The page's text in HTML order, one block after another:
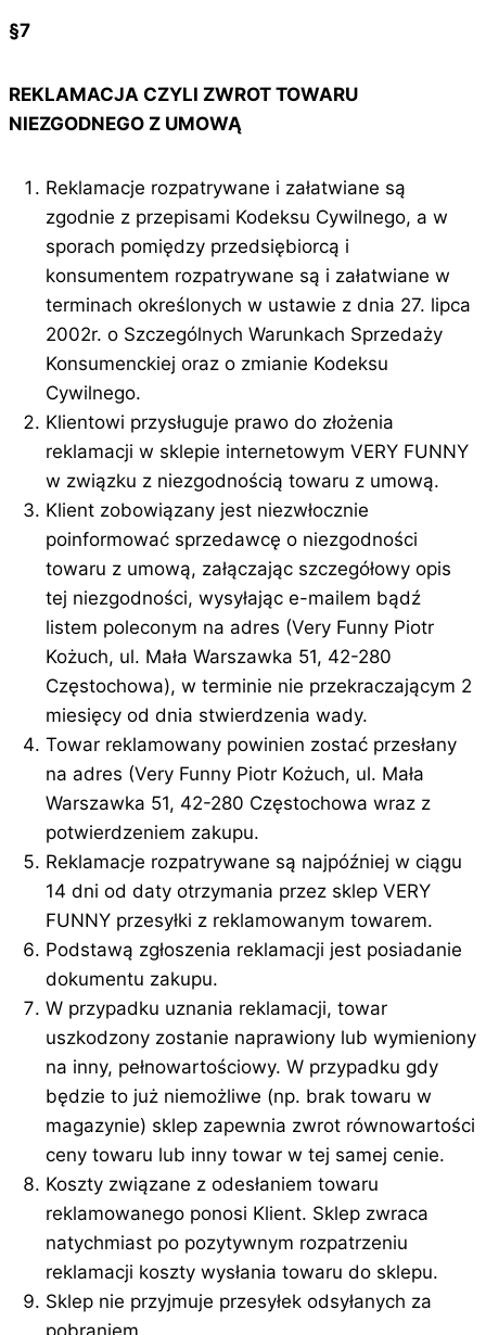
§7
REKLAMACJA CZYLI ZWROT TOWARU
NIEZGODNEGO Z UMOWĄ
Reklamacje rozpatrywane i załatwiane są
zgodnie z przepisami Kodeksu Cywilnego, a w
sporach pomiędzy przedsiębiorcą i
konsumentem rozpatrywane są i załatwiane w
terminach określonych w ustawie z dnia 27. lipca
2002r. o Szczególnych Warunkach Sprzedaży
Konsumenckiej oraz o zmianie Kodeksu
Cywilnego.
Klientowi przysługuje prawo do złożenia
reklamacji w sklepie internetowym VERY FUNNY
w związku z niezgodnością towaru z umową.
Klient zobowiązany jest niezwłocznie
poinformować sprzedawcę o niezgodności
towaru z umową, załączając szczegółowy opis
tej niezgodności, wysyłając e-mailem bądź
listem poleconym na adres (Very Funny Piotr
Kożuch, ul. Mała Warszawka 51, 42-280
Częstochowa), w terminie nie przekraczającym 2
miesięcy od dnia stwierdzenia wady.
Towar reklamowany powinien zostać przesłany
na adres (Very Funny Piotr Kożuch, ul. Mała
Warszawka 51, 42-280 Częstochowa wraz z
potwierdzeniem zakupu.
Reklamacje rozpatrywane są najpóźniej w ciągu
14 dni od daty otrzymania przez sklep VERY
FUNNY przesyłki z reklamowanym towarem.
Podstawą zgłoszenia reklamacji jest posiadanie
dokumentu zakupu.
W przypadku uznania reklamacji, towar
uszkodzony zostanie naprawiony lub wymieniony
na inny, pełnowartościowy. W przypadku gdy
będzie to już niemożliwe (np. brak towaru w
magazynie) sklep zapewnia zwrot równowartości
ceny towaru lub inny towar w tej samej cenie.
Koszty związane z odesłaniem towaru
reklamowanego ponosi Klient. Sklep zwraca
natychmiast po pozytywnym rozpatrzeniu
reklamacji koszty wysłania towaru do sklepu.
Sklep nie przyjmuje przesyłek odsyłanych za
pobraniem.